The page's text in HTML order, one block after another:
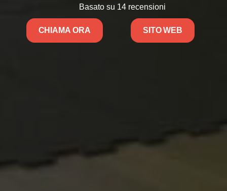
Basato su 14 recensioni
CHIAMA ORA SITO WEB